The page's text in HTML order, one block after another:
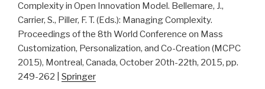
Complexity in Open Innovation Model. Bellemare, J.,
Carrier, S., Piller, F. T. (Eds.): Managing Complexity.
Proceedings of the 8th World Conference on Mass
Customization, Personalization, and Co-Creation (MCPC
2015), Montreal, Canada, October 20th-22th, 2015, pp.
249-262 | Springer